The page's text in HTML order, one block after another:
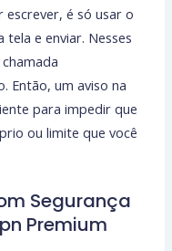
escrever, é só usar o
e enviar. Nesses
Então, um aviso na
para impedir que
ou limite que você
Segurança
Premium